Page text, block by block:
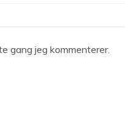
gang jeg kommenterer.